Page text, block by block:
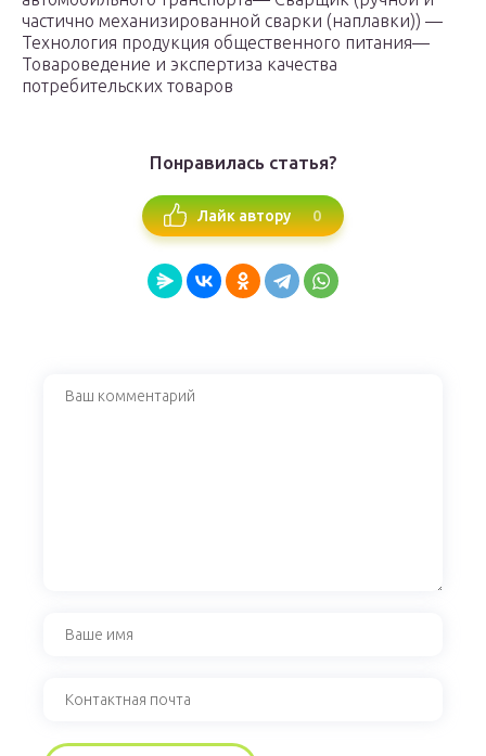
частично механизированной сварки (наплавки)) —
Технология продукция общественного питания—
Товароведение и экспертиза качества
потребительских товаров
Понравилась статья?
Лайк автору 0